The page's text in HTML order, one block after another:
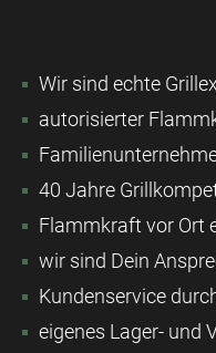
Wir sind echte
autorisierter
40 Jahre
Flammkraft vor Ort
wir sind Dein
Kundenservice
eigenes Lager- und